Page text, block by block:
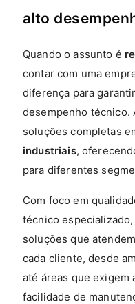
alto
Quando o assunto é
contar com uma
diferença para
desempenho técnico.
soluções completas
industriais,
para diferentes
Com foco em
técnico
soluções que
cada cliente, desde
até áreas que exigem
facilidade de